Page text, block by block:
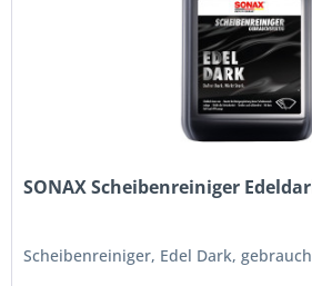
SONAX Scheibenreiniger
Scheibenreiniger, Edel Dark,